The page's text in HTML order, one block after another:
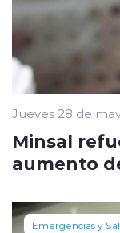
Jueves 28 de
Minsal
aumento
Emergencias y